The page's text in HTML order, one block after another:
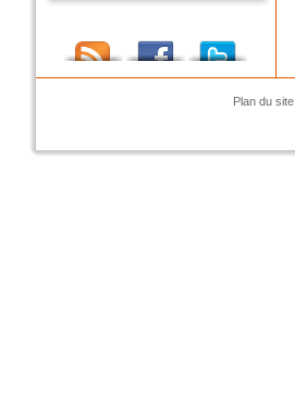
Plan du site